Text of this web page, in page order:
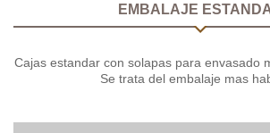
EMBALAJE
Cajas estandar con solapas para envasado
Se trata del embalaje mas